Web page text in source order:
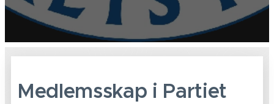
Medlemsskap i Partiet